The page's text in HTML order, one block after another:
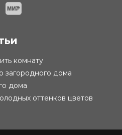
комнату
загородного дома
дома
оттенков цветов